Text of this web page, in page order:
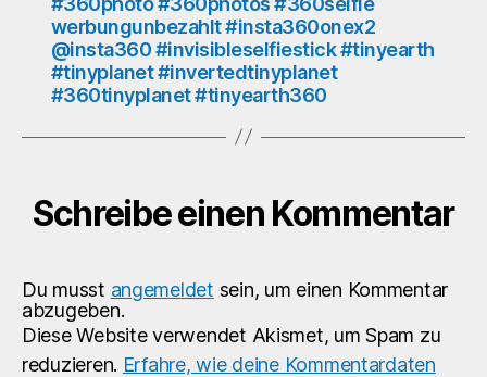
werbungunbezahlt #insta360onex2
@insta360 #invisibleselfiestick #tinyearth
#tinyplanet #invertedtinyplanet
#360tinyplanet #tinyearth360
Schreibe einen Kommentar
Du musst angemeldet sein, um einen Kommentar
abzugeben.
Diese Website verwendet Akismet, um Spam zu
reduzieren. Erfahre, wie deine Kommentardaten